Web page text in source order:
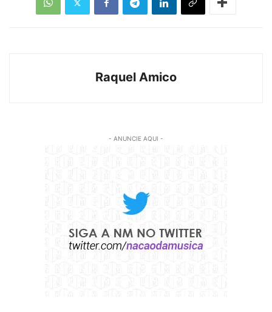
Raquel Amico
- ANUNCIE AQUI -